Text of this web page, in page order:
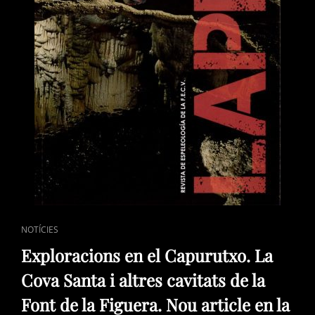
CAT
LINKS
NOTÍCIES
Exploracions en el Capurutxo. La
Cova Santa i altres cavitats de la
Font de la Figuera. Nou article en la